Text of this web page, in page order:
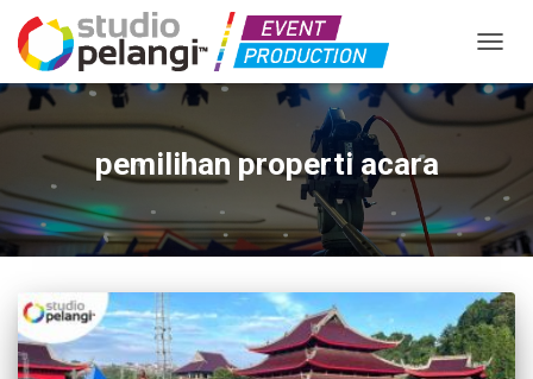
pemilihan properti acara